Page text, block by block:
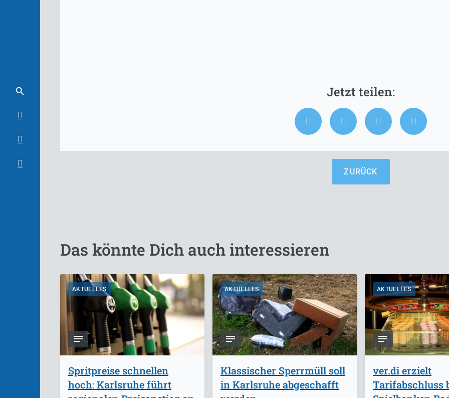
ZURÜCK
Das könnte Dich auch interessieren
AKTUELLES
Spritpreise schnellen
hoch: Karlsruhe führt
AKTUELLES
Klassischer Sperrmüll soll
in Karlsruhe abgeschafft
AKTUELLES
ver.di erzielt
Tarifabschluss